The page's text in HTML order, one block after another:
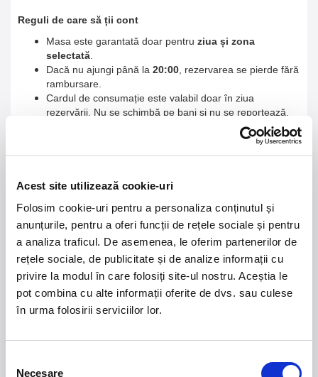
Acest site utilizează cookie-uri
Folosim cookie-uri pentru a personaliza conținutul și
anunțurile, pentru a oferi funcții de rețele sociale și pentru
a analiza traficul. De asemenea, le oferim partenerilor de
rețele sociale, de publicitate și de analize informații cu
privire la modul în care folosiți site-ul nostru. Aceștia le
pot combina cu alte informații oferite de dvs. sau culese
în urma folosirii serviciilor lor.
Necesare
Reguli de care să ții cont
Masa este garantată doar pentru ziua și zona
selectată
Dacă nu ajungi până la 20:00 , rezervarea se pierde fără
rambursare.
Cardul de consumație este valabil doar în ziua
rezervării. Nu se schimbă pe bani și nu se reportează.
Copiii sub 14 ani nu se iau în calcul la numărul de
Te rugăm să respecți echipa de organizare și agenții de
siguranță.
21 - 22 august 2026
NOSTALGIA Litoral
7 mai 2027
Morgan Jay - La Dolce